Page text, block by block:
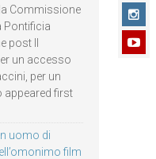
Commissione
Pontificia
post Il
un accesso
per un
appeared first
uomo di
film